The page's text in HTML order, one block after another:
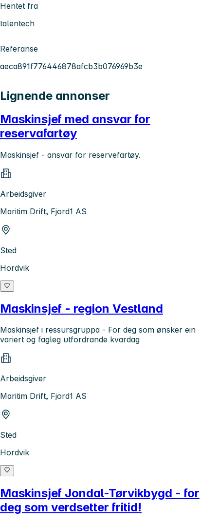
Hentet fra
talentech
Referanse
aeca891f776446878afcb3b076969b3e
Lignende annonser
Maskinsjef med ansvar for
reservafartøy
Maskinsjef - ansvar for reservefartøy.
Arbeidsgiver
Maritim Drift, Fjord1 AS
Sted
Hordvik
Maskinsjef - region Vestland
Maskinsjef i ressursgruppa - For deg som ønsker ein
variert og fagleg utfordrande kvardag
Arbeidsgiver
Maritim Drift, Fjord1 AS
Sted
Hordvik
Maskinsjef Jondal-Tørvikbygd - for
deg som verdsetter fritid!